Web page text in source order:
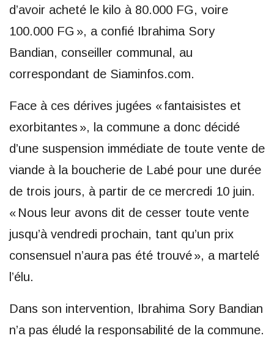
d’avoir acheté le kilo à 80.000 FG, voire
100.000 FG », a confié Ibrahima Sory
Bandian, conseiller communal, au
correspondant de Siaminfos.com.
Face à ces dérives jugées « fantaisistes et
exorbitantes », la commune a donc décidé
d’une suspension immédiate de toute vente de
viande à la boucherie de Labé pour une durée
de trois jours, à partir de ce mercredi 10 juin.
« Nous leur avons dit de cesser toute vente
jusqu’à vendredi prochain, tant qu’un prix
consensuel n’aura pas été trouvé », a martelé
l’élu.
Dans son intervention, Ibrahima Sory Bandian
n’a pas éludé la responsabilité de la commune.